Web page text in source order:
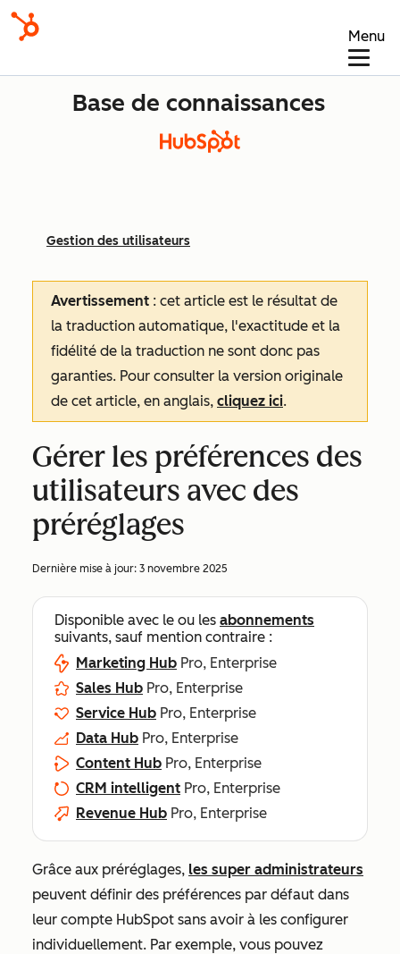
Menu
Base de connaissances
Gestion des utilisateurs
Avertissement : cet article est le résultat de
la traduction automatique, l'exactitude et la
fidélité de la traduction ne sont donc pas
garanties. Pour consulter la version originale
de cet article, en anglais, cliquez ici.
Gérer les préférences des
utilisateurs avec des
préréglages
Dernière mise à jour: 3 novembre 2025
Disponible avec le ou les abonnements
suivants, sauf mention contraire :
Marketing Hub Pro, Enterprise
Sales Hub Pro, Enterprise
Service Hub Pro, Enterprise
Data Hub Pro, Enterprise
Content Hub Pro, Enterprise
CRM intelligent Pro, Enterprise
Revenue Hub Pro, Enterprise
Grâce aux préréglages, les super administrateurs
peuvent définir des préférences par défaut dans
leur compte HubSpot sans avoir à les configurer
individuellement. Par exemple, vous pouvez